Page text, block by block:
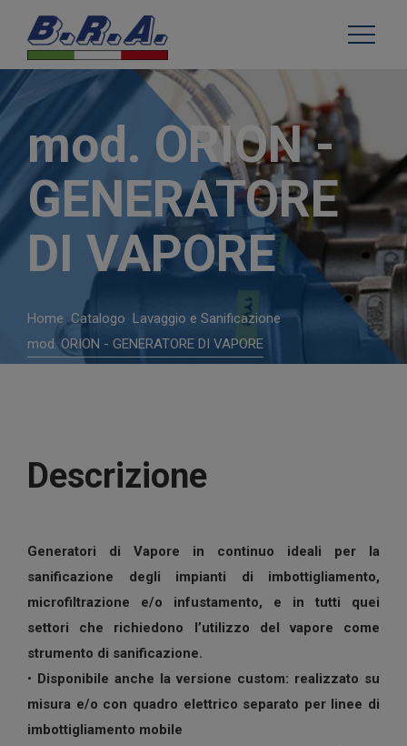
mod. ORION -
GENERATORE
DI VAPORE
Home Catalogo Lavaggio e Sanificazione
mod. ORION - GENERATORE DI VAPORE
Descrizione
Generatori di Vapore in continuo ideali per la
sanificazione degli impianti di imbottigliamento,
microfiltrazione e/o infustamento, e in tutti quei
settori che richiedono l’utilizzo del vapore come
strumento di sanificazione.
• Disponibile anche la versione custom: realizzato su
misura e/o con quadro elettrico separato per linee di
imbottigliamento mobile